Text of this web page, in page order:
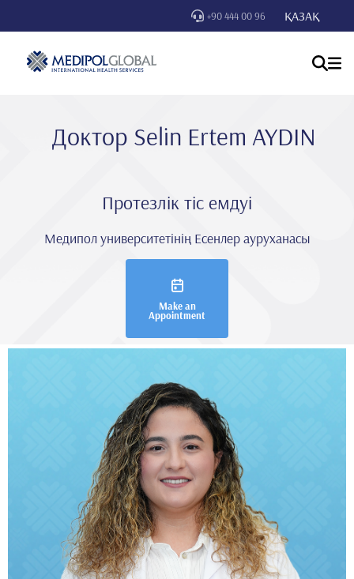
+90 444 00 96 ҚАЗАҚ
Доктор Seli̇n Ertem AYDIN
Протезлік тіс емдуі
Медипол университетінің Есенлер ауруханасы
Make an
Appointment